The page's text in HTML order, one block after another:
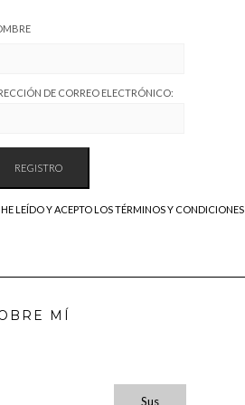
DE CORREO ELECTRÓNICO:
HE LEÍDO Y ACEPTO LOS TÉRMINOS Y CONDICIONES
MÍ
Sus